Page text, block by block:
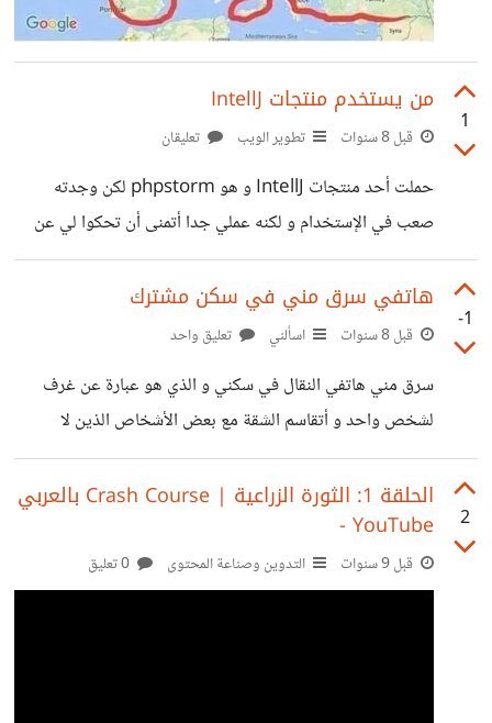
1
من يستخدم منتجات IntellJ
قبل 8 سنوات تطوير الويب تعليقان
حملت أحد منتجات IntellJ و هو phpstorm لكن وجدته
صعب في الإستخدام و لكنه عملي جدا أتمنى أن تحكوا لي عن
تجاربكم لو كنتم تستخدمون أحد منتجات الشركة و شكراا
-1
هاتفي سرق مني في سكن مشترك
قبل 8 سنوات اسألني تعليق واحد
سرق مني هاتفي النقال في سكني و الذي هو عبارة عن غرف
لشخص واحد و أتقاسم الشقة مع بعض الأشخاص الذين لا
أعرفهم شخصيا و تربطني بهم علاقة سطحية معمهم في سن
بالغة و هناك من له أسرته و الشقة التي بها توجد ضمن عمارة كلها
مكرية للطلبة و اشخاص عامليين و اليوم بعد مرور اسبوعيين عن
السرقة بعد أن تركت الهاتف في غرفتي و خرجت و عندما عدت
لم أجده سمعت شجارا بين أحد الجيران الذين يسكنون فوقي
2
‫الحلقة 1: الثورة الزراعية | Crash Course بالعربي‬‎
- YouTube
قبل 9 سنوات التدوين وصناعة المحتوى